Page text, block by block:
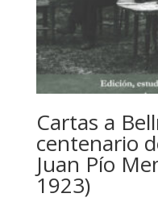
Cartas a
centenario
Juan Pío
1923)